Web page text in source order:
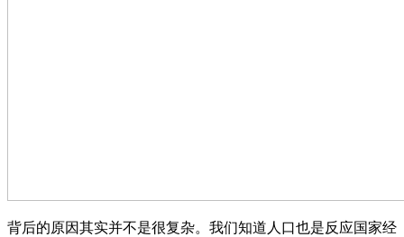
背后的原因其实并不是很复杂。我们知道人口也是反应国家经